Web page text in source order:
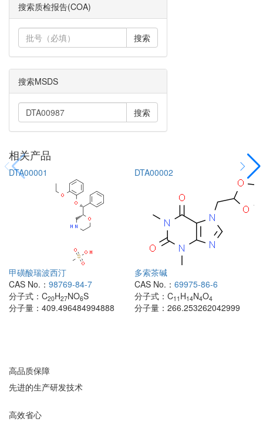
搜索质检报告(COA)
搜索
搜索MSDS
搜索
相关产品
DTA00001
甲磺酸瑞波西汀
CAS No.： 98769-84-7
分子式： C20H27NO6S
分子量： 409.496484994888
DTA00002
多索茶碱
CAS No.： 69975-86-6
分子式： C11 H14N4O4
分子量： 266.253262042999
高品质保障
先进的生产研发技术
高效省心